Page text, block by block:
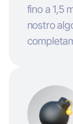
fino a 1,5
nostro